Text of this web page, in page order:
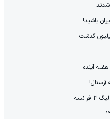
شدند
باشید!
آینده